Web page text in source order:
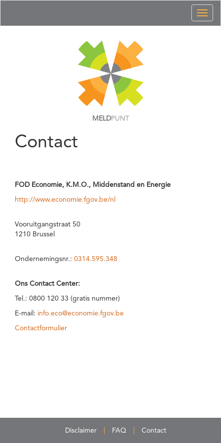
MELDPUNT
Contact
FOD Economie, K.M.O., Middenstand en Energie
http://www.economie.fgov.be/nl
Vooruitgangstraat 50
1210 Brussel
Ondernemingsnr.: 0314.595.348
Ons Contact Center:
Tel.: 0800 120 33 (gratis nummer)
E-mail: info.eco@economie.fgov.be
Contactformulier
Disclaimer FAQ Contact